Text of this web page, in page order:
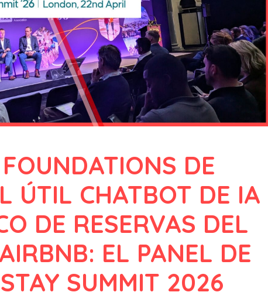
DE
ÚTIL CHATBOT DE IA
DE RESERVAS DEL
EL PANEL DE
SUMMIT 2026